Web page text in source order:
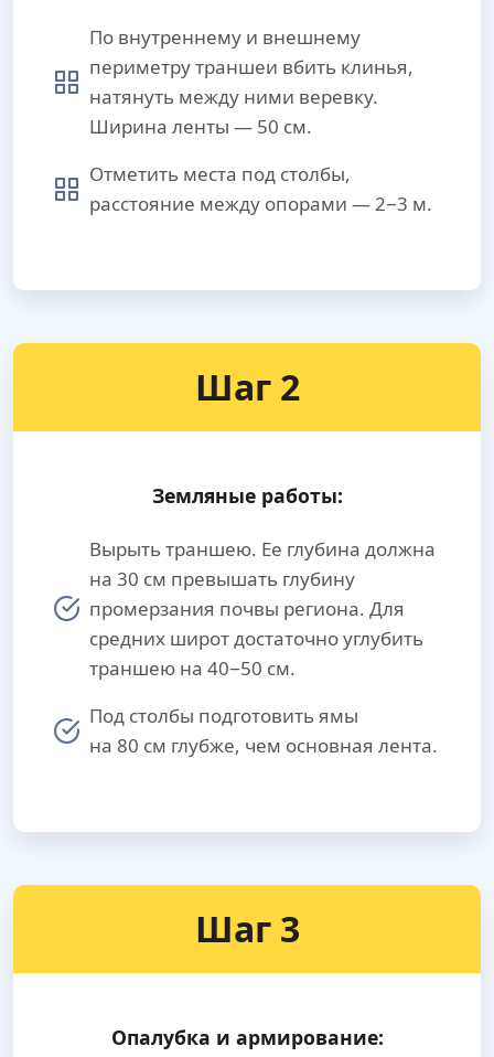
По внутреннему и внешнему
периметру траншеи вбить клинья,
натянуть между ними веревку.
Ширина ленты — 50 см.
Отметить места под столбы,
расстояние между опорами — 2−3 м.
Шаг 2
Земляные работы:
Вырыть траншею. Ее глубина должна
на 30 см превышать глубину
промерзания почвы региона. Для
средних широт достаточно углубить
траншею на 40−50 см.
Под столбы подготовить ямы
на 80 см глубже, чем основная лента.
Шаг 3
Опалубка и армирование: